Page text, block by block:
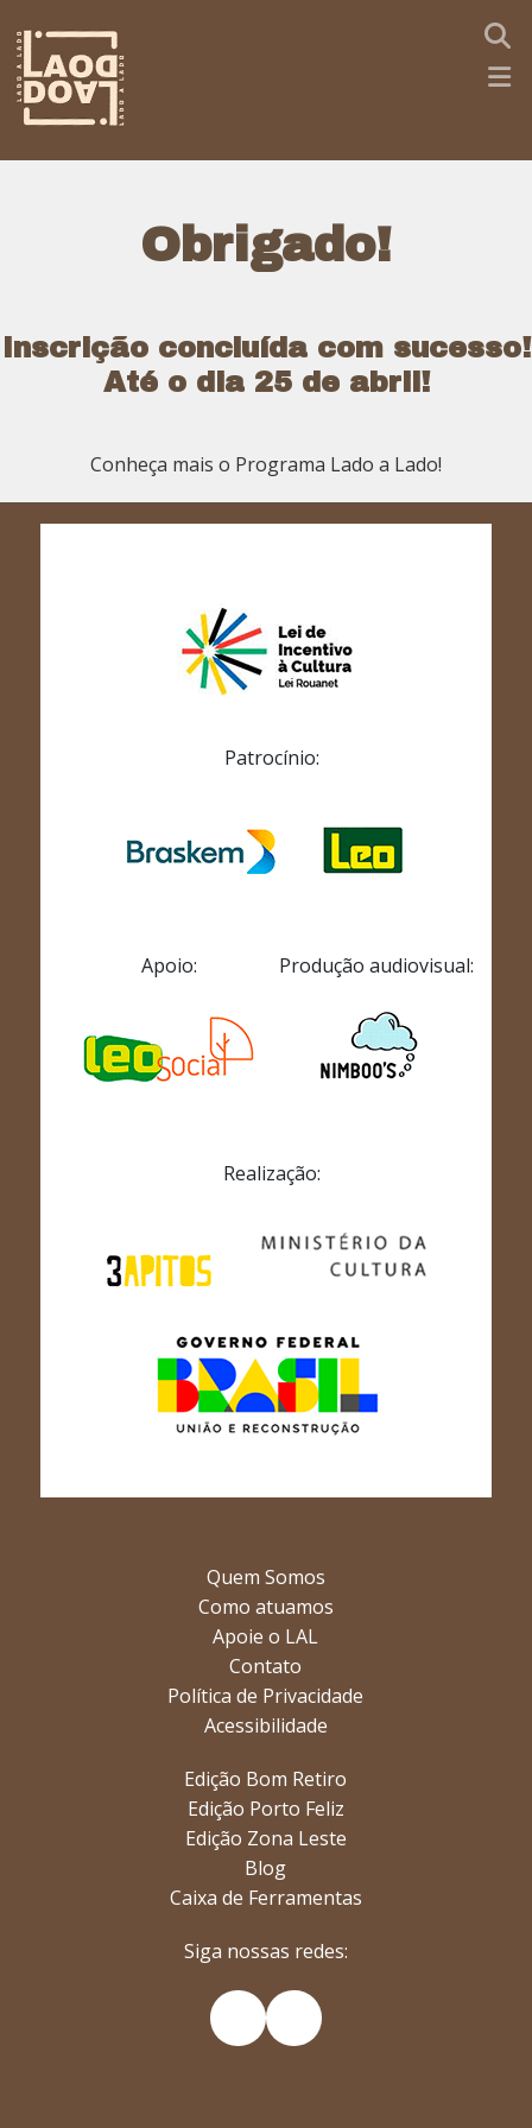
Obrigado!
Inscrição concluída com sucesso!
Até o dia 25 de abril!
Conheça mais o Programa Lado a Lado!
Patrocínio:
Apoio: Produção audiovisual:
Realização:
Quem Somos
Como atuamos
Apoie o LAL
Contato
Política de Privacidade
Acessibilidade
Edição Bom Retiro
Edição Porto Feliz
Edição Zona Leste
Blog
Caixa de Ferramentas
Siga nossas redes:
InstagramYouTube